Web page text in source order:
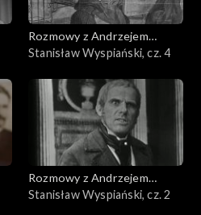
Rozmowy z Andrzejem
Doboszem
Stanisław Wyspiański, cz. 4
Rozmowy z Andrzejem
Doboszem
Stanisław Wyspiański, cz. 2